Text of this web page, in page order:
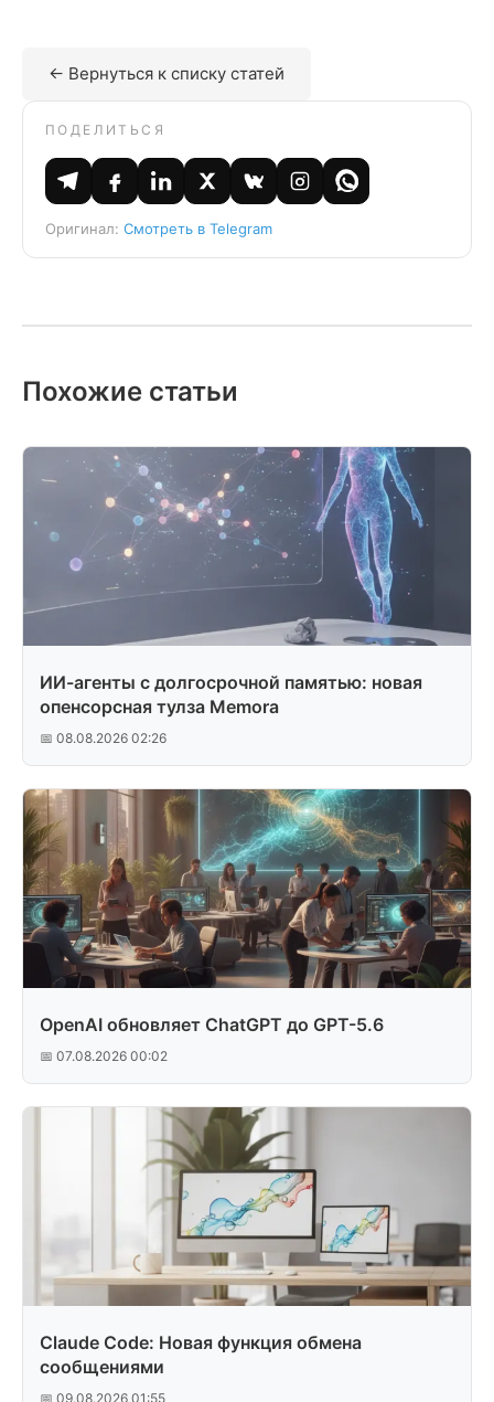
← Вернуться к списку статей
ПОДЕЛИТЬСЯ
Оригинал: Смотреть в Telegram
Похожие статьи
ИИ-агенты с долгосрочной памятью: новая
опенсорсная тулза Memora
📅 08.08.2026 02:26
OpenAI обновляет ChatGPT до GPT-5.6
📅 07.08.2026 00:02
Claude Code: Новая функция обмена
сообщениями
📅 09.08.2026 01:55